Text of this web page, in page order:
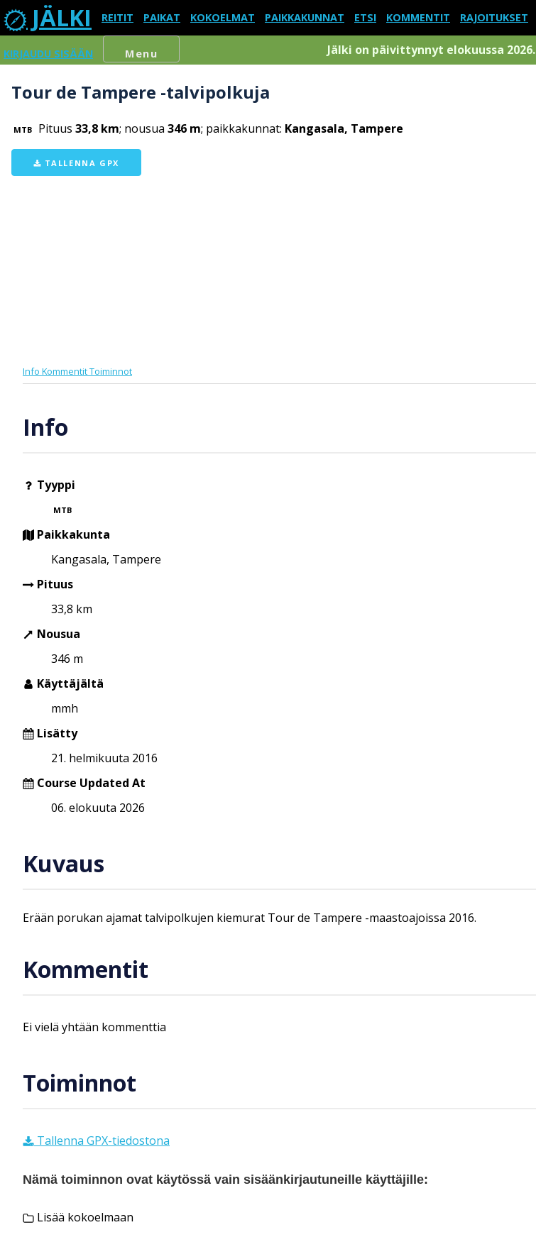
JÄLKI REITIT PAIKAT KOKOELMAT PAIKKAKUNNAT ETSI KOMMENTIT RAJOITUKSET
KIRJAUDU SISÄÄN Menu Jälki on päivittynnyt elokuussa 2026.
Tour de Tampere -talvipolkuja
MTB Pituus 33,8 km; nousua 346 m; paikkakunnat: Kangasala, Tampere
TALLENNA GPX
Info KommentitToiminnot
Info
Tyyppi
MTB
Paikkakunta
Kangasala, Tampere
Pituus
33,8 km
Nousua
346 m
Käyttäjältä
mmh
Lisätty
21. helmikuuta 2016
Course Updated At
06. elokuuta 2026
Kuvaus
Erään porukan ajamat talvipolkujen kiemurat Tour de Tampere -maastoajoissa 2016.
Kommentit
Ei vielä yhtään kommenttia
Toiminnot
Tallenna GPX-tiedostona
Nämä toiminnon ovat käytössä vain sisäänkirjautuneille käyttäjille:
Lisää kokoelmaan